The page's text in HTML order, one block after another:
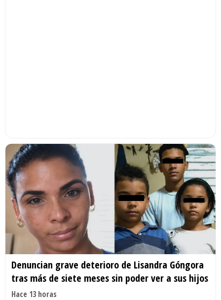
Denuncian grave deterioro de Lisandra Góngora
tras más de siete meses sin poder ver a sus hijos
Hace 13 horas